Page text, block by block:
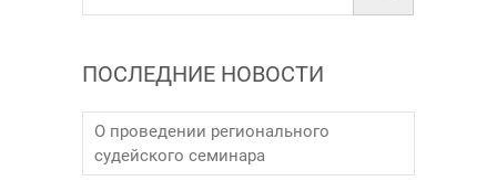
ПОСЛЕДНИЕ НОВОСТИ
О проведении регионального
судейского семинара